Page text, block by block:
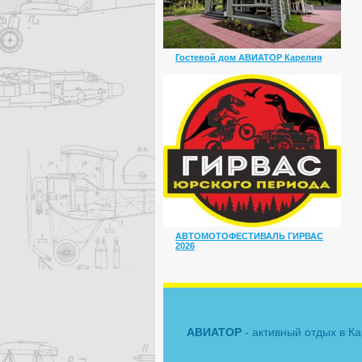
Гостевой дом АВИАТОР Карелия
АВТОМОТОФЕСТИВАЛЬ ГИРВАС
2026
АВИАТОР - активный отдых в